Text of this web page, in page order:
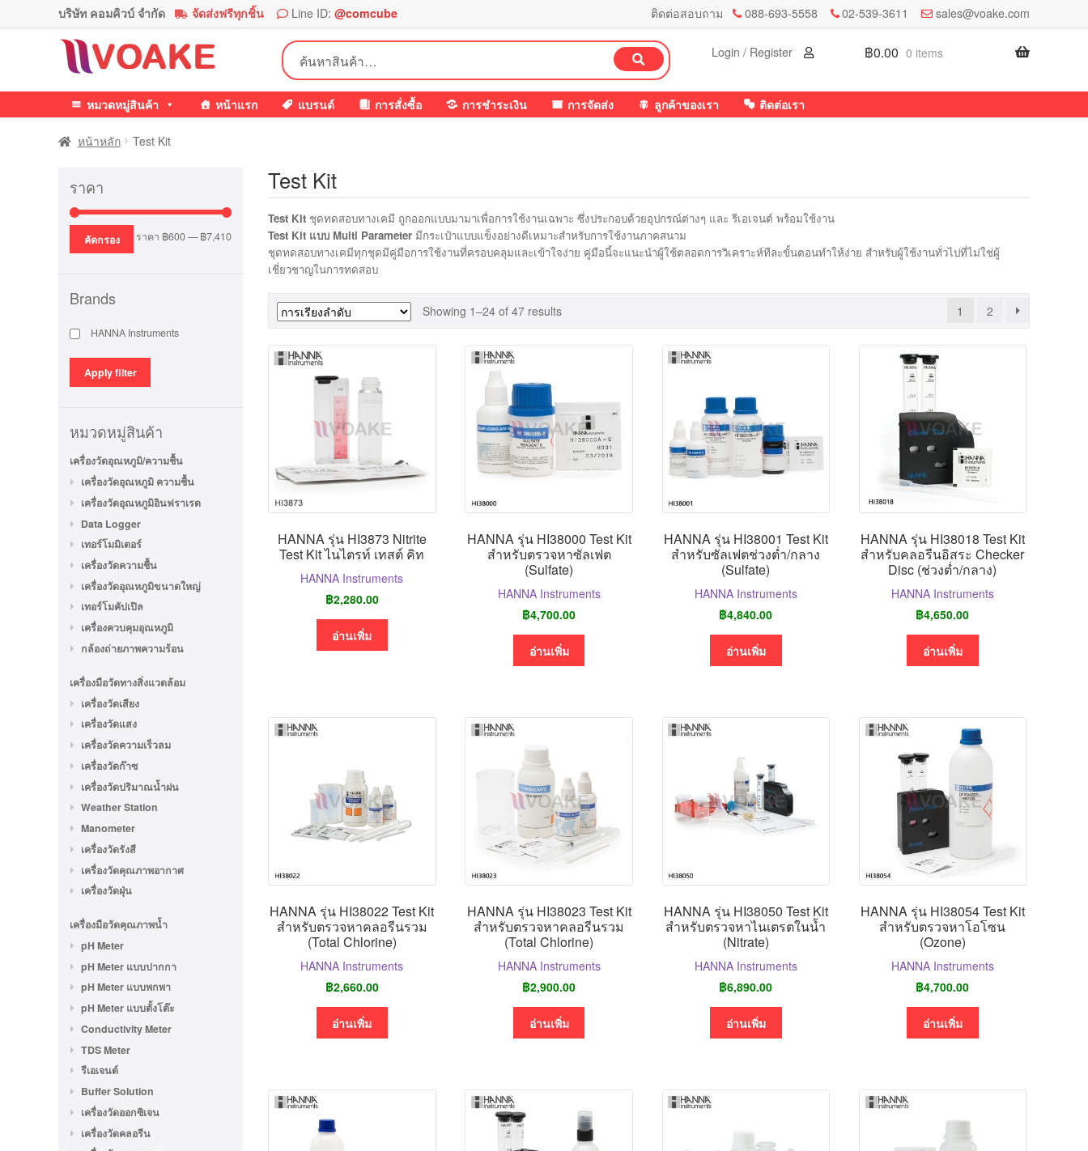
บริษัท คอมคิวบ์ จำกัด จัดส่งฟรีทุกชิ้น Line ID: @comcube ติดต่อสอบถาม 088-693-5558 02-539-3611 sales@voake.com
Skip
to
Skip
to
ค้นหา:
ค้นหา ฿0.00 0 items
Login / Register
หมวดหมู่สินค้า หน้าแรก แบรนด์ การสั่งซื้อ การชำระเงิน การจัดส่ง ลูกค้าของเรา ติดต่อเรา
หน้าหลัก Test Kit
Test Kit
Test Kit ชุดทดสอบทางเคมี ถูกออกแบบมามาเพื่อการใช้งานเฉพาะ ซึ่งประกอบด้วยอุปกรณ์ต่างๆ และ รีเอเจนต์ พร้อมใช้งาน
Test Kit แบบ Multi Parameter มีกระเป๋าแบบแข็งอย่างดีเหมาะสำหรับการใช้งานภาคสนาม
ชุดทดสอบทางเคมีทุกชุดมีคู่มือการใช้งานที่ครอบคลุมและเข้าใจง่าย คู่มือนี้จะแนะนำผู้ใช้ตลอดการวิเคราะห์ทีละขั้นตอนทำให้ง่าย สำหรับผู้ใช้งานทั่วไปที่ไม่ใช่ผู้
เชี่ยวชาญในการทดสอบ
Showing 1–24 of 47 results 1 2
HANNA รุ่น HI3873 Nitrite
Test Kit ไนไตรท์ เทสต์ คิท
HANNA Instruments
฿2,280.00
อ่านเพิ่ม
HANNA รุ่น HI38000 Test Kit
สำหรับตรวจหาซัลเฟต
(Sulfate)
HANNA Instruments
฿4,700.00
อ่านเพิ่ม
HANNA รุ่น HI38001 Test Kit
สำหรับซัลเฟตช่วงต่ำ/กลาง
(Sulfate)
HANNA Instruments
฿4,840.00
อ่านเพิ่ม
HANNA รุ่น HI38018 Test Kit
สำหรับคลอรีนอิสระ Checker
Disc (ช่วงต่ำ/กลาง)
HANNA Instruments
฿4,650.00
อ่านเพิ่ม
HANNA รุ่น HI38022 Test Kit
สำหรับตรวจหาคลอรีนรวม
(Total Chlorine)
HANNA Instruments
฿2,660.00
อ่านเพิ่ม
HANNA รุ่น HI38023 Test Kit
สำหรับตรวจหาคลอรีนรวม
(Total Chlorine)
HANNA Instruments
฿2,900.00
อ่านเพิ่ม
HANNA รุ่น HI38050 Test Kit
สำหรับตรวจหาไนเตรตในน้ำ
(Nitrate)
HANNA Instruments
฿6,890.00
อ่านเพิ่ม
HANNA รุ่น HI38054 Test Kit
สำหรับตรวจหาโอโซน
(Ozone)
HANNA Instruments
฿4,700.00
อ่านเพิ่ม
ราคา
ราคา
ราคา
คัดกรอง ราคา ฿600—฿7,410
Brands
HANNA Instruments
Apply filter
หมวดหมู่สินค้า
เครื่องวัดอุณหภูมิ/ความชื้น
เครื่องวัดอุณหภูมิ ความชื้น
เครื่องวัดอุณหภูมิอินฟราเรด
Data Logger
เทอร์โมมิเตอร์
เครื่องวัดความชื้น
เครื่องวัดอุณหภูมิขนาดใหญ่
เทอร์โมคัปเปิล
เครื่องควบคุมอุณหภูมิ
กล้องถ่ายภาพความร้อน
เครื่องมือวัดทางสิ่งแวดล้อม
เครื่องวัดเสียง
เครื่องวัดแสง
เครื่องวัดความเร็วลม
เครื่องวัดก๊าซ
เครื่องวัดปริมาณน้ำฝน
Weather Station
Manometer
เครื่องวัดรังสี
เครื่องวัดคุณภาพอากาศ
เครื่องวัดฝุ่น
เครื่องมือวัดคุณภาพน้ำ
pH Meter
pH Meter แบบปากกา
pH Meter แบบพกพา
pH Meter แบบตั้งโต๊ะ
Conductivity Meter
TDS Meter
รีเอเจนต์
Buffer Solution
เครื่องวัดออกซิเจน
เครื่องวัดคลอรีน